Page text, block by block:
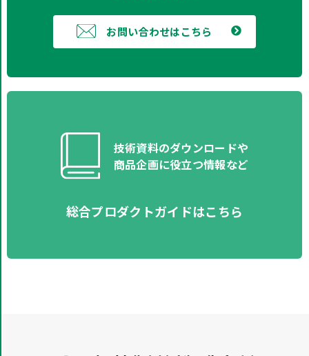
お問い合わせはこちら
技術資料のダウンロードや​
商品企画に役立つ情報など​
総合プロダクトガイドはこちら